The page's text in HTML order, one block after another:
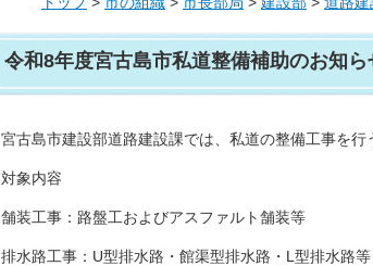
令和8年度宮古島市私道整備補助のお知ら
宮古島市建設部道路建設課では、私道の整備工事を行
対象内容
舗装工事：路盤工およびアスファルト舗装等
排水路工事：U型排水路・館渠型排水路・L型排水路等